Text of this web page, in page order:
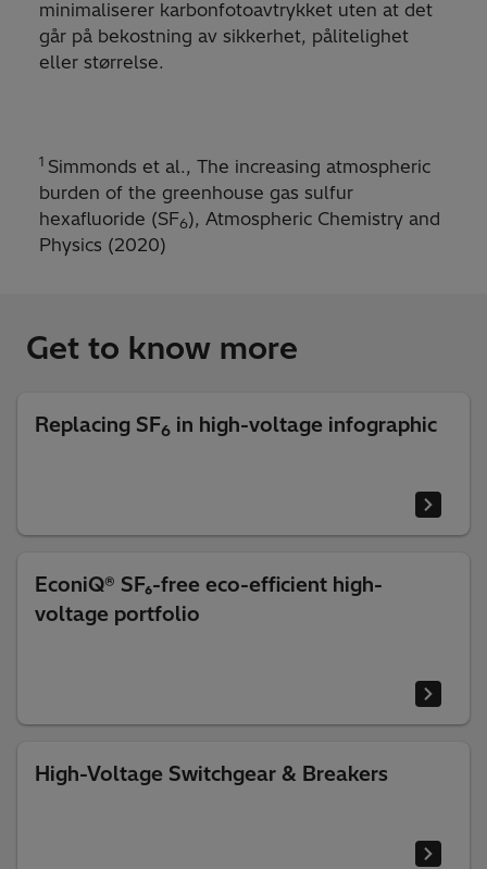
minimaliserer karbonfotoavtrykket uten at det
går på bekostning av sikkerhet, pålitelighet
eller størrelse.
1 Simmonds et al., The increasing atmospheric
burden of the greenhouse gas sulfur
hexafluoride (SF6), Atmospheric Chemistry and
Physics (2020)
Get to know more
Replacing SF6 in high-voltage infographic
EconiQ® SF₆-free eco-efficient high-
voltage portfolio
High-Voltage Switchgear & Breakers